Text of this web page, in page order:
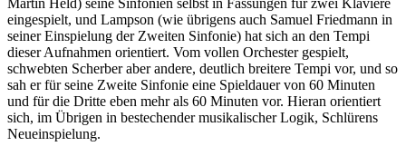
Martin Held) seine Sinfonien selbst in Fassungen für zwei Klaviere
eingespielt, und Lampson (wie übrigens auch Samuel Friedmann in
seiner Einspielung der Zweiten Sinfonie) hat sich an den Tempi
dieser Aufnahmen orientiert. Vom vollen Orchester gespielt,
schwebten Scherber aber andere, deutlich breitere Tempi vor, und so
sah er für seine Zweite Sinfonie eine Spieldauer von 60 Minuten
und für die Dritte eben mehr als 60 Minuten vor. Hieran orientiert
sich, im Übrigen in bestechender musikalischer Logik, Schlürens
Neueinspielung.